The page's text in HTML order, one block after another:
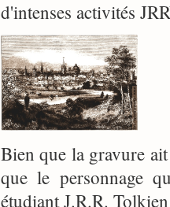
d'intenses activités
Bien que la gravure
que le personnage
étudiant J.R.R.